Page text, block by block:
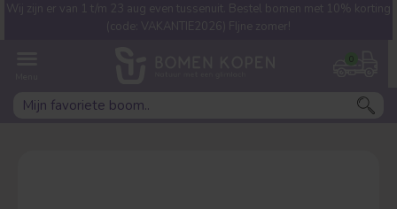
0
Wij zijn er van 1 t/m 23 aug even tussenuit. Bestel bomen met 10% korting
(code: VAKANTIE2026) FIjne zomer!
Welke boom ben jij naar op